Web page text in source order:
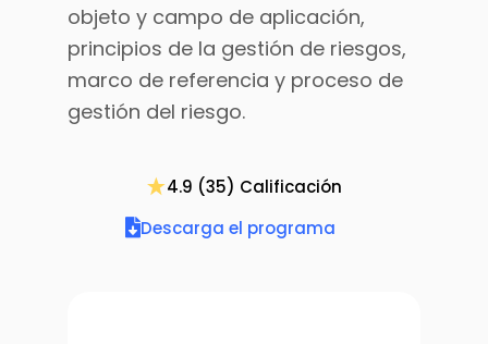
objeto y campo de aplicación,
principios de la gestión de riesgos,
marco de referencia y proceso de
gestión del riesgo.
4.9 (35) Calificación
Descarga el programa